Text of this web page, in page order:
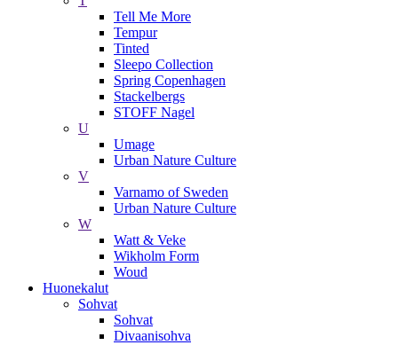
Tell Me More
Tempur
Tinted
Sleepo Collection
Spring Copenhagen
Stackelbergs
STOFF Nagel
U
Umage
Urban Nature Culture
V
Varnamo of Sweden
Urban Nature Culture
W
Watt & Veke
Wikholm Form
Woud
Huonekalut
Sohvat
Sohvat
Divaanisohva